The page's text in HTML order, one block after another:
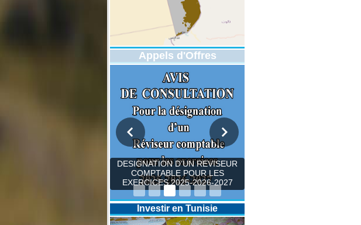
Appels d'Offres
DESIGNATION D’UN REVISEUR
COMPTABLE POUR LES
EXERCICES 2025-2026-2027
Investir en Tunisie